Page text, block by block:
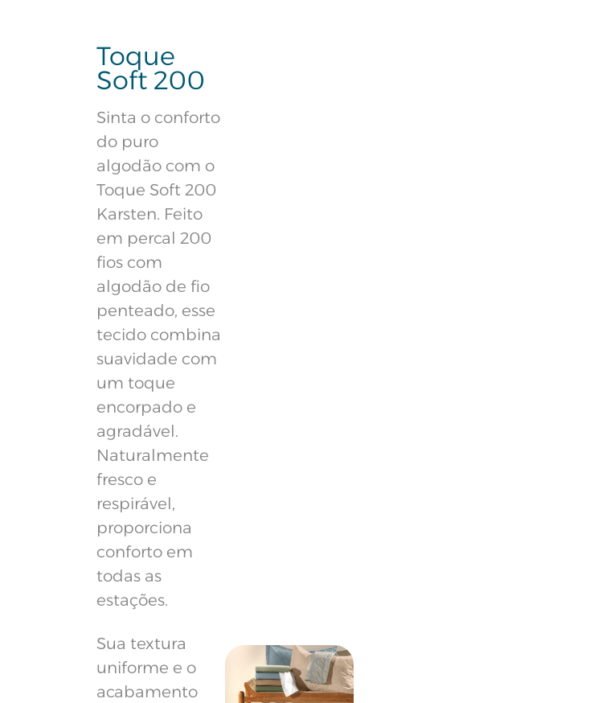
Toque
Soft 200
Sinta o conforto
do puro
algodão com o
Toque Soft 200
Karsten. Feito
em percal 200
fios com
algodão de fio
penteado, esse
tecido combina
suavidade com
um toque
encorpado e
agradável.
Naturalmente
fresco e
respirável,
proporciona
conforto em
todas as
estações.
Sua textura
uniforme e o
acabamento